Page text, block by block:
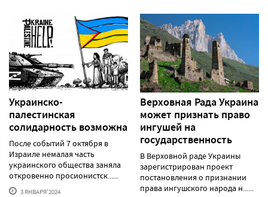
Украинско-
палестинская
солидарность возможна
После событий 7 октября в
Израиле немалая часть
украинского общества заняла
откровенно просионистск......
3 ЯНВАРЯ'2024
Верховная Рада Украина
может признать право
ингушей на
государственность
В Верховной раде Украины
зарегистрирован проект
постановления о признании
права ингушского народа н......